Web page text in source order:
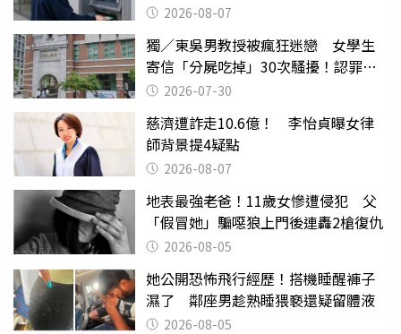
2026-08-07
獨／東吳男教授被瘋狂迷戀 女學生
寄信「分屍吃掉」30次騷擾！認罪免
關 2026-07-30
慈濟遭詐走10.6億！ 李怡貞曝女律
師背景提4疑點
2026-08-07
地表最強老爸！11歲女慘遭侵犯 父
「假冒她」騙噁狼上門後連轟2槍復仇
2026-08-05
她公開恐怖飛行經歷！搭機睡醒褲子
濕了 鄰座男趁熟睡猥褻還疑留體液
2026-08-05